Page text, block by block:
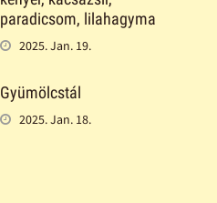
paradicsom, lilahagyma
2025. Jan. 19.
Gyümölcstál
2025. Jan. 18.